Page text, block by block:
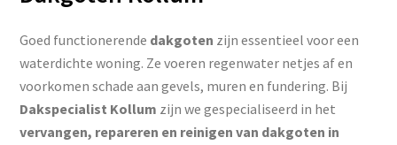
Goed functionerende dakgoten zijn essentieel voor een
waterdichte woning. Ze voeren regenwater netjes af en
voorkomen schade aan gevels, muren en fundering. Bij
Dakspecialist Kollum zijn we gespecialiseerd in het
vervangen, repareren en reinigen van dakgoten in